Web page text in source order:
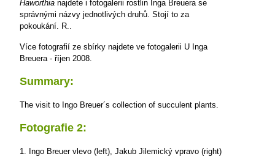
Haworthia najdete i fotogalerii rostlin Inga Breuera se
správnými názvy jednotlivých druhů. Stojí to za
pokoukání. R..
Více fotografií ze sbírky najdete ve fotogalerii U Inga
Breuera - říjen 2008.
Summary:
The visit to Ingo Breuer´s collection of succulent plants.
Fotografie 2:
1. Ingo Breuer vlevo (left), Jakub Jilemický vpravo (right)